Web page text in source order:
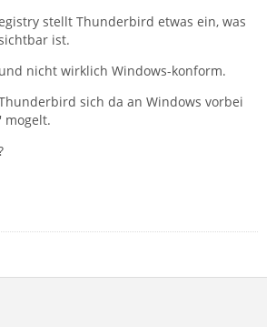
stellt Thunderbird etwas ein, was
ist.
nicht wirklich Windows-konform.
sich da an Windows vorbei
mogelt.